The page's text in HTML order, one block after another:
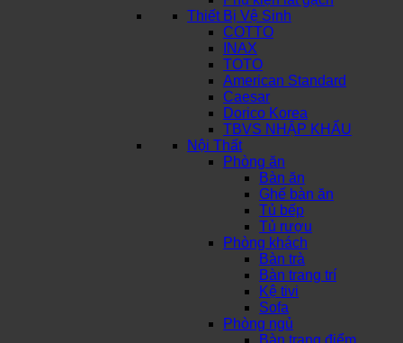
Thiết Bị Vệ Sinh
COTTO
INAX
TOTO
American Standard
Caesar
Dorico Korea
TBVS NHẬP KHẨU
Nội Thất
Phòng ăn
Bàn ăn
Ghế bàn ăn
Tủ bếp
Tủ rượu
Phòng khách
Bàn trà
Bàn trang trí
Kệ tivi
Sofa
Phòng ngủ